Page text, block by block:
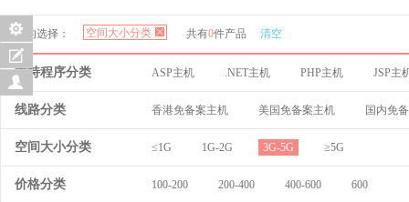
您的选择： 空间大小分类 共有0件产品 清空
支持程序分类 ASP主机 .NET主机 PHP主机 JSP主
线路分类 香港免备案主机 美国免备案主机 国内免
空间大小分类 ≤1G 1G-2G 3G-5G ≥5G
价格分类 100-200 200-400 400-600 600